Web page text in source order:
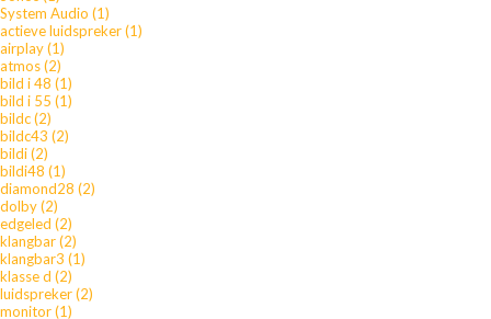
System Audio (1)
actieve luidspreker(1)
airplay(1)
atmos(2)
bild i 48 (1)
bild i 55 (1)
bildc(2)
bildc43 (2)
bildi(2)
bildi48 (1)
diamond28 (2)
dolby(2)
edgeled (2)
klangbar(2)
klangbar3 (1)
klasse d (2)
luidspreker(2)
monitor(1)